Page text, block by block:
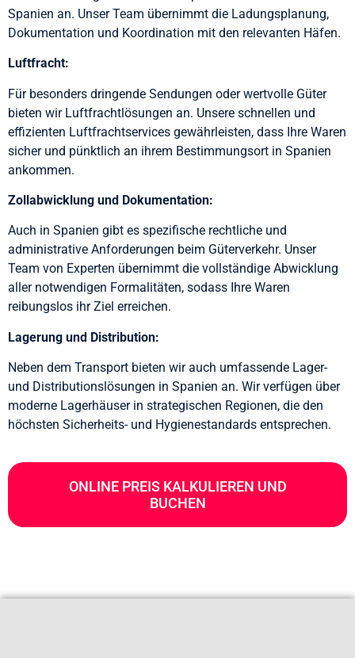
Spanien an. Unser Team übernimmt die Ladungsplanung,
Dokumentation und Koordination mit den relevanten Häfen.
Luftfracht:
Für besonders dringende Sendungen oder wertvolle Güter
bieten wir Luftfrachtlösungen an. Unsere schnellen und
effizienten Luftfrachtservices gewährleisten, dass Ihre Waren
sicher und pünktlich an ihrem Bestimmungsort in Spanien
ankommen.
Zollabwicklung und Dokumentation:
Auch in Spanien gibt es spezifische rechtliche und
administrative Anforderungen beim Güterverkehr. Unser
Team von Experten übernimmt die vollständige Abwicklung
aller notwendigen Formalitäten, sodass Ihre Waren
reibungslos ihr Ziel erreichen.
Lagerung und Distribution:
Neben dem Transport bieten wir auch umfassende Lager-
und Distributionslösungen in Spanien an. Wir verfügen über
moderne Lagerhäuser in strategischen Regionen, die den
höchsten Sicherheits- und Hygienestandards entsprechen.
ONLINE PREIS KALKULIEREN UND
BUCHEN